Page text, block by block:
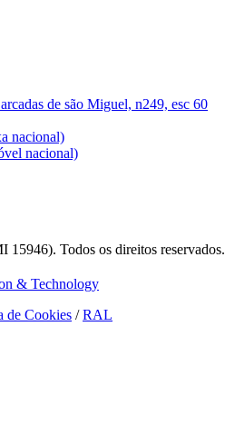
de são Miguel, n249, esc 60
nacional)
nacional)
15946). Todos os direitos reservados.
& Technology
de Cookies /RAL